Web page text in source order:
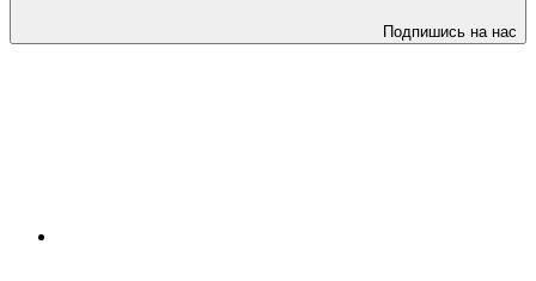
Подпишись на нас